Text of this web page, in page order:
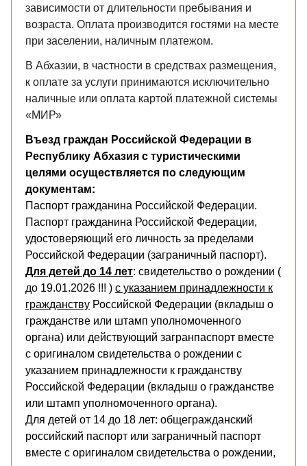
зависимости от длительности пребывания и
возраста. Оплата производится гостями на месте
при заселении, наличным платежом.
В Абхазии, в частности в средствах размещения,
к оплате за услуги принимаются исключительно
наличные или оплата картой платежной системы
«МИР»
Въезд граждан Российской Федерации в
Республику Абхазия с туристическими
целями осуществляется по следующим
документам:
Паспорт гражданина Российской Федерации.
Паспорт гражданина Российской Федерации,
удостоверяющий его личность за пределами
Российской Федерации (заграничный паспорт).
Для детей до 14 лет: свидетельство о рождении (
до 19.01.2026 !!! ) с указанием принадлежности к
гражданству Российской Федерации (вкладыш о
гражданстве или штамп уполномоченного
органа) или действующий загранпаспорт вместе
с оригиналом свидетельства о рождении с
указанием принадлежности к гражданству
Российской Федерации (вкладыш о гражданстве
или штамп уполномоченного органа).
Для детей от 14 до 18 лет: общегражданский
российский паспорт или заграничный паспорт
вместе с оригиналом свидетельства о рождении,